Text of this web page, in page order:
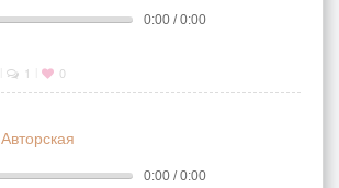
0:00 / 0:00
1 0
Авторская
0:00 / 0:00